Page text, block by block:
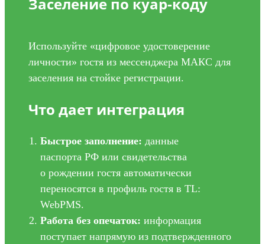
Заселение по куар-коду
Используйте «цифровое удостоверение
личности» гостя из мессенджера МАКС для
заселения на стойке регистрации.
Что дает интеграция
Быстрое заполнение: данные
паспорта РФ или свидетельства
о рождении гостя автоматически
переносятся в профиль гостя в TL:
WebPMS.
Работа без опечаток: информация
поступает напрямую из подтвержденного